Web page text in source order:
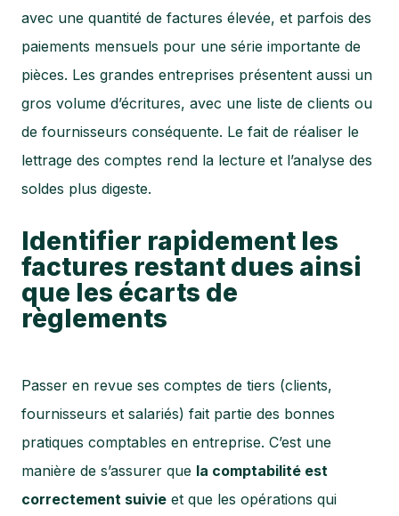
avec une quantité de factures élevée, et parfois des
paiements mensuels pour une série importante de
pièces. Les grandes entreprises présentent aussi un
gros volume d’écritures, avec une liste de clients ou
de fournisseurs conséquente. Le fait de réaliser le
lettrage des comptes rend la lecture et l’analyse des
soldes plus digeste.
Identifier rapidement les
factures restant dues ainsi
que les écarts de
règlements
Passer en revue ses comptes de tiers (clients,
fournisseurs et salariés) fait partie des bonnes
pratiques comptables en entreprise. C’est une
manière de s’assurer que la comptabilité est
correctement suivie et que les opérations qui